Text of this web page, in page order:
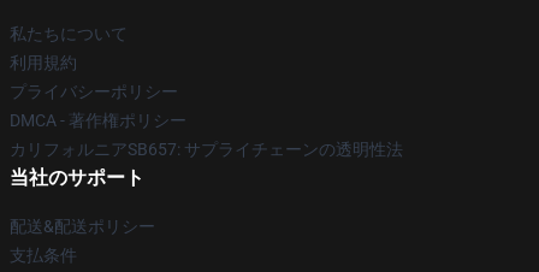
私たちについて
利用規約
プライバシーポリシー
DMCA - 著作権ポリシー
カリフォルニアSB657: サプライチェーンの透明性法
当社のサポート
配送&配送ポリシー
支払条件